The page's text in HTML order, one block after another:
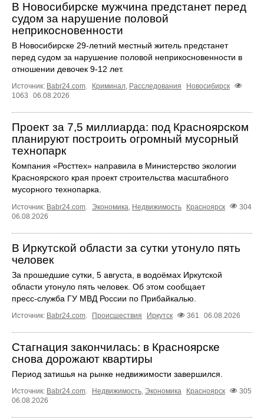
В Новосибирске мужчина предстанет перед
судом за нарушение половой
неприкосновенности
В Новосибирске 29-летний местный житель предстанет
перед судом за нарушение половой неприкосновенности в
отношении девочек 9-12 лет.
Источник: Babr24.com. Криминал, Расследования
Новосибирск
1063
06.08.2026
Проект за 7,5 миллиарда: под Красноярском
планируют построить огромный мусорный
технопарк
Компания «Росттех» направила в Министерство экологии
Красноярского края проект строительства масштабного
мусорного технопарка.
Источник: Babr24.com Экономика Недвижимость Красноярск
304
06.08.2026
В Иркутской области за сутки утонуло пять
человек
За прошедшие сутки, 5 августа, в водоёмах Иркутской
области утонуло пять человек. Об этом сообщает
пресс‑служба ГУ МВД России по Прибайкалью.
Источник: Babr24.com Происшествия Иркутск 361 06.08.2026
Стагнация закончилась: в Красноярске
снова дорожают квартиры
Период затишья на рынке недвижимости завершился.
Источник: Babr24.com Недвижимость Экономика Красноярск
305
06.08.2026